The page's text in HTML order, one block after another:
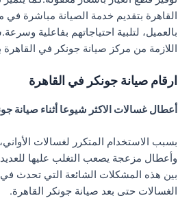
القاهرة بتقديم خدمة الصيانة مباشرة
بالعميل، لتلبية احتياجاتهم بفاعلية
اللازمة من مركز صيانة جونكر في
ارقام صيانة جونكر في القاهرة
أعطال غسالات الاكثر شيوعا أثناء صيانة
بسبب الاستخدام المتكرر لغسالات
وأعطال مزعجة يصعب التغلب عليها
بين هذه المشكلات الشائعة التي تحدث في
الغسالات حتى بعد صيانة جونكر القاهرة.